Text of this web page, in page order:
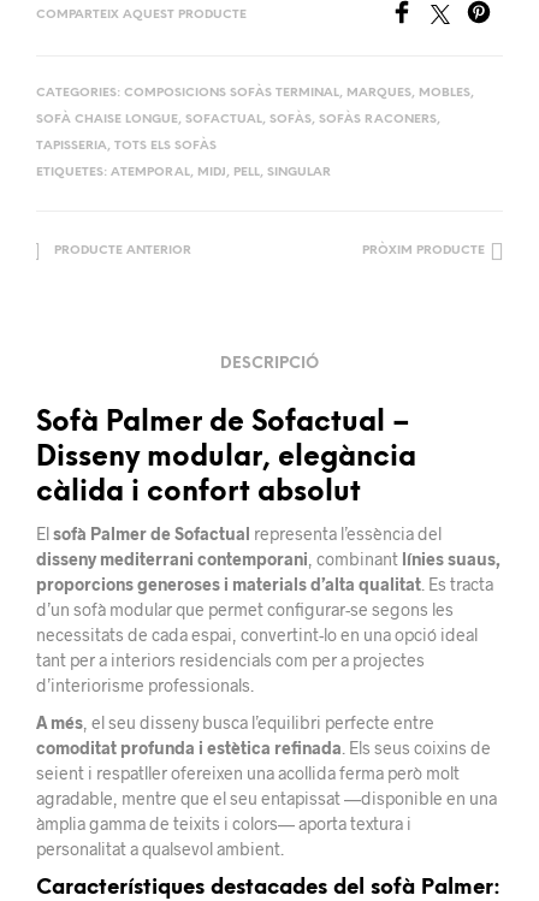
COMPARTEIX AQUEST PRODUCTE
CATEGORIES: COMPOSICIONS SOFÀS TERMINAL, MARQUES, MOBLES,
SOFÀ CHAISE LONGUE, SOFACTUAL, SOFÀS, SOFÀS RACONERS,
TAPISSERIA, TOTS ELS SOFÀS
ETIQUETES: ATEMPORAL, MIDJ, PELL, SINGULAR
PRODUCTE ANTERIOR PRÒXIM PRODUCTE
DESCRIPCIÓ
Sofà Palmer de Sofactual –
Disseny modular, elegància
càlida i confort absolut
Elsofà Palmer de Sofactual representa l’essència del
disseny mediterrani contemporani , combinant línies suaus,
proporcions generoses i materials d’alta qualitat . Es tracta
d’un sofà modular que permet configurar-se segons les
necessitats de cada espai, convertint-lo en una opció ideal
tant per a interiors residencials com per a projectes
d’interiorisme professionals.
A més , el seu disseny busca l’equilibri perfecte entre
comoditat profunda i estètica refinada . Els seus coixins de
seient i respatller ofereixen una acollida ferma però molt
agradable, mentre que el seu entapissat —disponible en una
àmplia gamma de teixits i colors— aporta textura i
personalitat a qualsevol ambient.
Característiques destacades del sofà Palmer: